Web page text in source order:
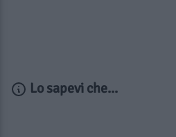
Lo sapevi che...